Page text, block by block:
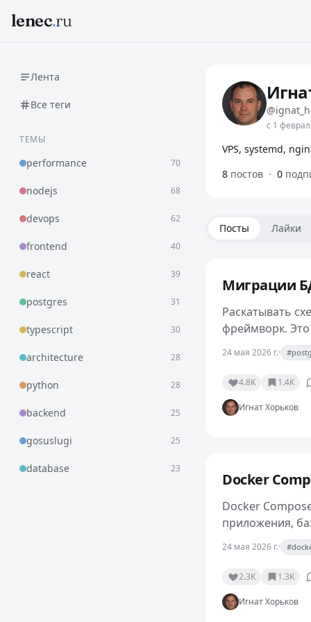
lenec.ru
Лента
Все теги
ТЕМЫ
performance 70
nodejs 68
devops 62
frontend 40
react 39
postgres 31
typescript 30
architecture 28
python 28
backend 25
gosuslugi 25
database 23
с 1
VPS, systemd,
8 постов · 0
Посты Лайки
Миграции
Раскатывать
фреймворк.
писать
24 мая 2026 г.·
4.8K 1.4K
Игнат Хорьков
Docker
Docker
приложения,
сервер, у
24 мая 2026 г.·
2.3K 1.3K
Игнат Хорьков